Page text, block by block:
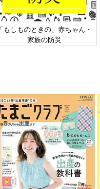
「もしものときの」赤ちゃん・
家族の防災